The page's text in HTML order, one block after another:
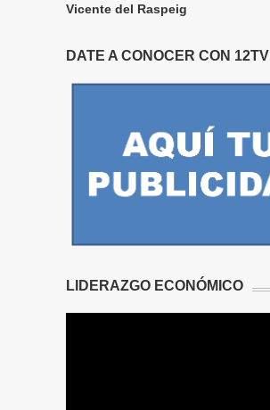
Vicente del Raspeig
DATE A CONOCER CON 12TV
LIDERAZGO ECONÓMICO